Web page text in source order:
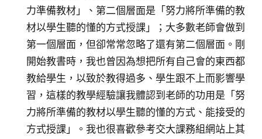
力準備教材」、第二個層面是「努力將所準備的教
材以學生聽的懂的方式授課」；大多數老師會做到
第一個層面，但卻常常忽略了還有第二個層面。剛
開始教書時，我也曾因為想把所有自己會的東西都
教給學生，以致於教得過多、學生跟不上而影響學
習，這樣的教學經驗讓我體認到老師的功用是「努
力將所準備的教材以學生聽的懂的方式、能接受的
方式授課」。我也很喜歡參考交大課務組網站上其